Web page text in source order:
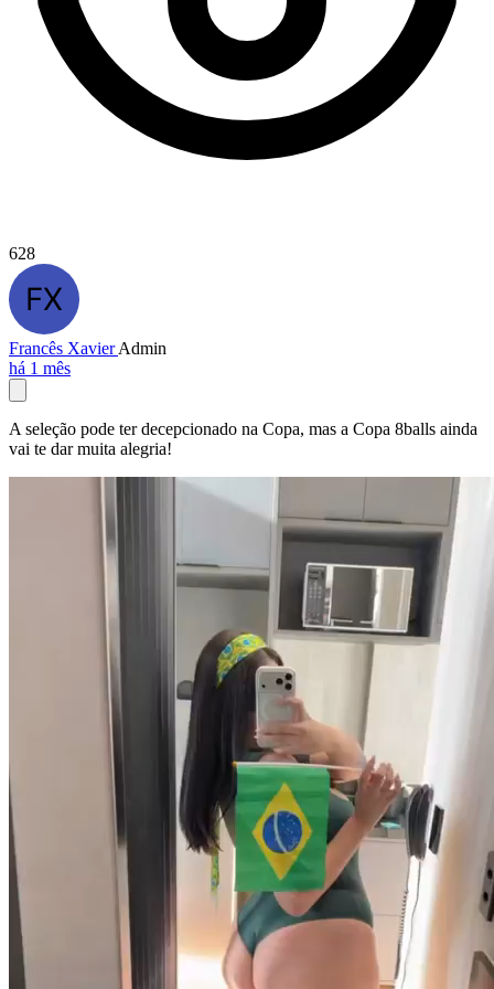
628
Francês XavierAdmin
há 1 mês
A seleção pode ter decepcionado na Copa, mas a Copa 8balls ainda
vai te dar muita alegria!